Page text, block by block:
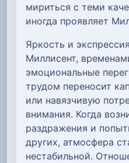
мириться с теми
иногда проявляет
Яркость и
Миллисент,
эмоциональные
трудом переносит
или навязчивую
внимания. Когда
раздражения и
других, атмосфера
нестабильной.